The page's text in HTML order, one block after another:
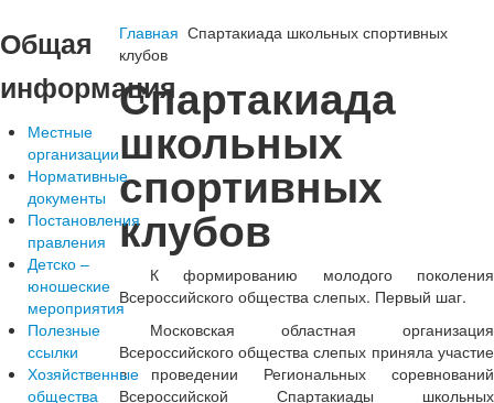
Главная Спартакиада школьных спортивных
клубов
Спартакиада
школьных
спортивных
клубов
К формированию молодого поколения
Всероссийского общества слепых. Первый шаг.
Московская областная организация
Всероссийского общества слепых приняла участие
в проведении Региональных соревнований
Всероссийской Спартакиады школьных
Общая
информация
Местные
организации
Нормативные
документы
Постановления
правления
Детско –
юношеские
мероприятия
Полезные
ссылки
Хозяйственные
общества